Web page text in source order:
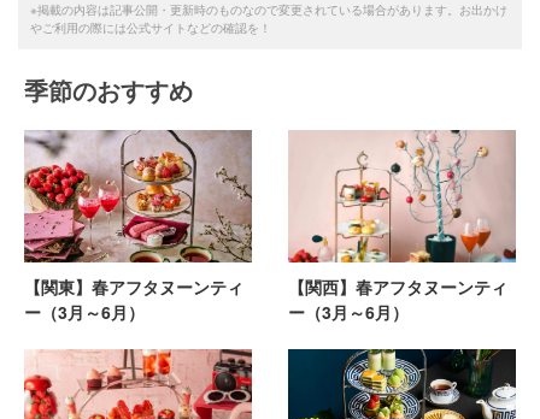
※掲載の内容は記事公開・更新時のものなので変更されている場合があります。お出かけ
やご利用の際には公式サイトなどの確認を！
季節のおすすめ
【関東】春アフタヌーンティ
ー（3月～6月）
【関西】春アフタヌーンティ
ー（3月～6月）